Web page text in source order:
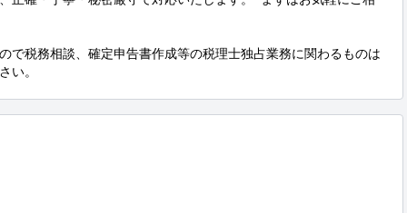
で税務相談、確定申告書作成等の税理士独占業務に関わるものは
い。